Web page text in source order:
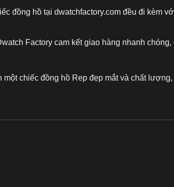
đồng hồ tại dwatchfactory.com đều đi kèm
Factory cam kết giao hàng nhanh
một chiếc đồng hồ Rep đẹp mắt và chất